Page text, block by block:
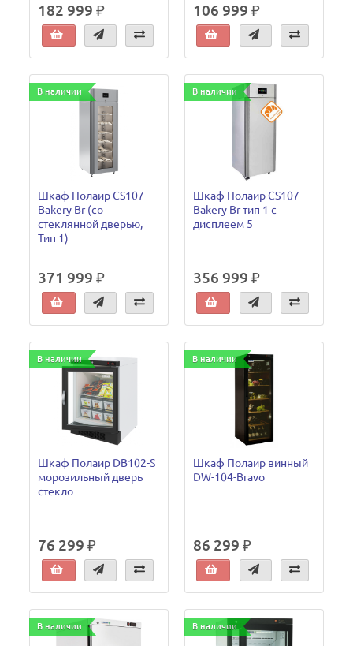
182 999 ₽ 106 999 ₽
В наличии
Шкаф Полаир CS107
Bakery Br (со
стеклянной дверью,
Тип 1)
371 999 ₽
В наличии
Шкаф Полаир CS107
Bakery Br тип 1 с
дисплеем 5
356 999 ₽
В наличии
Шкаф Полаир DB102-S
морозильный дверь
стекло
76 299 ₽
В наличии
Шкаф Полаир винный
DW-104-Bravo
86 299 ₽
В наличии В наличии